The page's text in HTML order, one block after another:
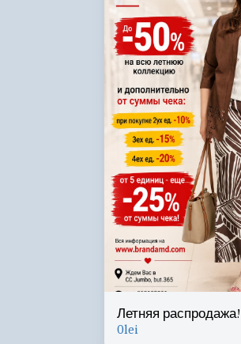
Летняя распродажа!
0lei